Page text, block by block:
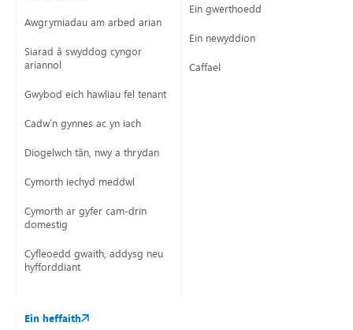
Awgrymiadau am arbed arian
Siarad â swyddog cyngor
ariannol
Gwybod eich hawliau fel tenant
Cadw’n gynnes ac yn iach
Diogelwch tân, nwy a thrydan
Cymorth iechyd meddwl
Cymorth ar gyfer cam-drin
domestig
Cyfleoedd gwaith, addysg neu
hyfforddiant
Ein gwerthoedd
Ein newyddion
Caffael
Ein heffaith